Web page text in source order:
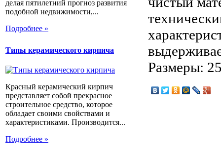
делая пятилетний прогноз развития
подобной недвижимости,...
Подробнее »
Типы керамического кирпича
Красный керамический кирпич
представляет собой прекрасное
строительное средство, которое
обладает своими свойствами и
характеристиками. Производится...
Подробнее »
Размеры: